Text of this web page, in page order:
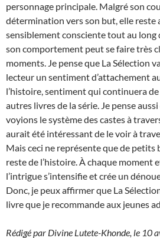
personnage principale. Malgré son
détermination vers son but, elle reste
sensiblement consciente tout au long
son comportement peut se faire très
moments. Je pense que La Sélection
lecteur un sentiment d’attachement
l’histoire, sentiment qui continuera
autres livres de la série. Je pense
voyions le système des castes à
aurait été intéressant de le voir à
Mais ceci ne représente que de petits
reste de l’histoire. À chaque moment
l’intrigue s’intensifie et crée un
Donc, je peux affirmer que La
livre que je recommande aux jeunes
Rédigé par Divine Lutete-Khonde, le 10